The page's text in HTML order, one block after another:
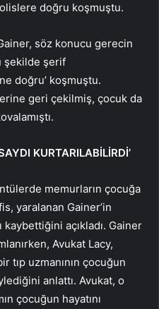
doğru koşmuştu.
söz konucu gerecin
şekilde şerif
doğru’ koşmuştu.
geri çekilmiş, çocuk da
KURTARILABİLİRDİ’
memurların çocuğa
yaralanan Gainer’in
kaybettiğini açıkladı. Gainer
Avukat Lacy,
tıp uzmanının çocuğun
anlattı. Avukat, o
çocuğun hayatını